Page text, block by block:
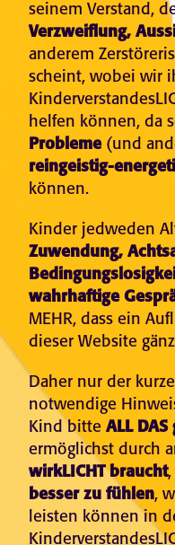
seinem Verstand,
Verzweiflung,
anderem
scheint, wobei wir
helfen können, da
Probleme (und
reingeistig-
können.
Kinder jedweden
Zuwendung,
wahrhaftige
MEHR, dass ein
dieser Website
Daher nur der
notwendige
Kind bitteALL DAS
ermöglichst durch
wirkLICHT braucht
besser zu fühlen,
leisten können in